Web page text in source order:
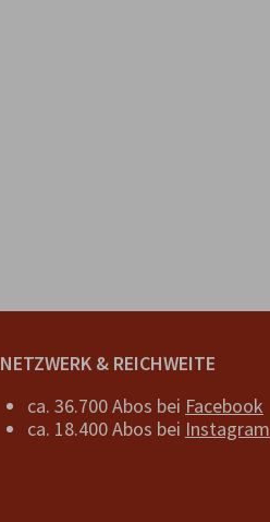
NETZWERK & REICHWEITE
ca. 36.700 Abos bei Facebook
ca. 18.400 Abos bei Instagram